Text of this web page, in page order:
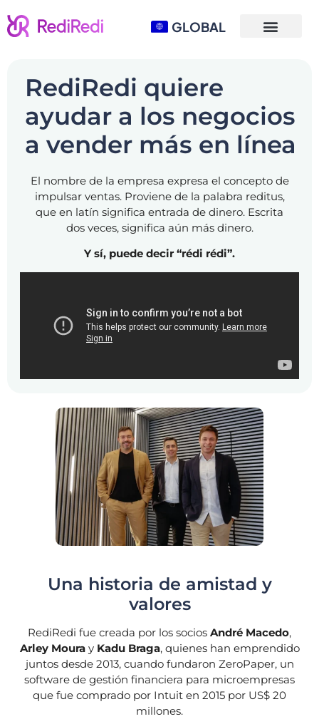
GLOBAL
RediRedi quiere
ayudar a los negocios
a vender más en línea
El nombre de la empresa expresa el concepto de
impulsar ventas. Proviene de la palabra reditus,
que en latín significa entrada de dinero. Escrita
dos veces, significa aún más dinero.
Y sí, puede decir “rédi rédi”.
Una historia de amistad y
valores
RediRedi fue creada por los socios André Macedo,
Arley Mouray Kadu Braga, quienes han emprendido
juntos desde 2013, cuando fundaron ZeroPaper, un
software de gestión financiera para microempresas
que fue comprado por Intuit en 2015 por US$ 20
millones.